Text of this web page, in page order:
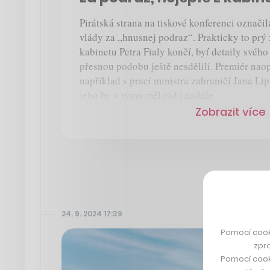
Pirátská strana na tiskové konferenci
vlády za „hnusnej podraz“. Prakticky to prý
kabinetu Petra Fialy končí, byť detaily
přesnou podobu ještě nesdělili. Premiér
například s prací ministra zahraničí Jana
Zobrazit více
24. 9. 2024 17:39
Pomocí
Pomocí